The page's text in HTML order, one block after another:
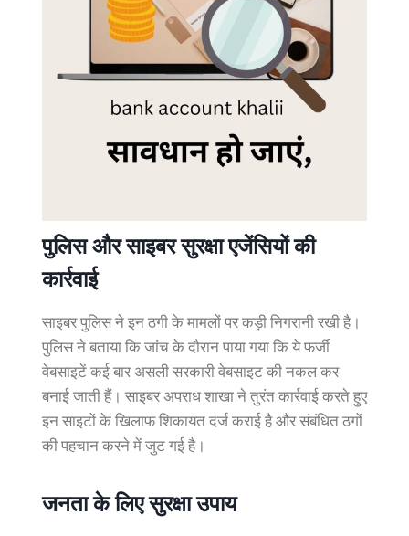
पुलिस और साइबर सुरक्षा एजेंसियों की
कार्रवाई
साइबर पुलिस ने इन ठगी के मामलों पर कड़ी निगरानी रखी है।
पुलिस ने बताया कि जांच के दौरान पाया गया कि ये फर्जी
वेबसाइटें कई बार असली सरकारी वेबसाइट की नकल कर
बनाई जाती हैं। साइबर अपराध शाखा ने तुरंत कार्रवाई करते हुए
इन साइटों के खिलाफ शिकायत दर्ज कराई है और संबंधित ठगों
की पहचान करने में जुट गई है।
जनता के लिए सुरक्षा उपाय